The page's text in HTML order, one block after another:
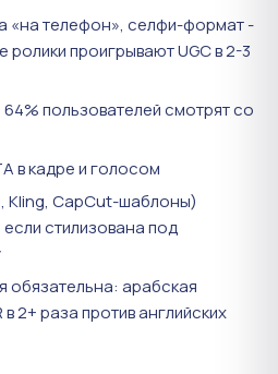
«на телефон», селфи-формат -
ролики проигрывают UGC в 2-3
пользователей смотрят со
в кадре и голосом
Kling, CapCut-шаблоны)
стилизована под
обязательна: арабская
2+ раза против английских